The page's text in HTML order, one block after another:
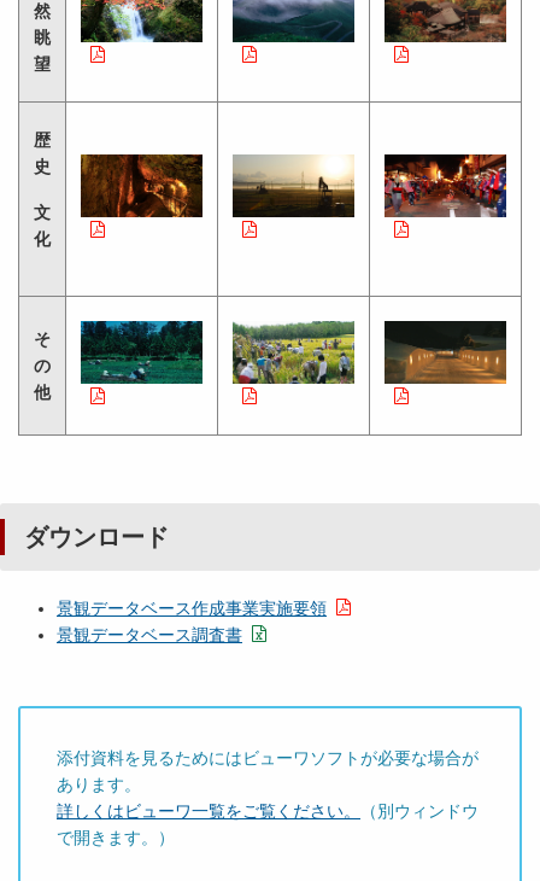
然
眺
望
歴
史
文
化
そ
の
他
ダウンロード
景観データベース作成事業実施要領
景観データベース調査書
添付資料を見るためにはビューワソフトが必要な場合が
あります。
詳しくはビューワ一覧をご覧ください。
（別ウィンドウ
で開きます。）